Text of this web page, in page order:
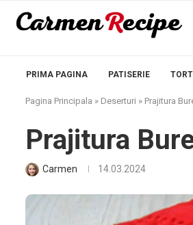
PRIMA PAGINA PATISERIE
Pagina Principala » Deserturi » Prajitura
Prajitura
Carmen 14.03.2024